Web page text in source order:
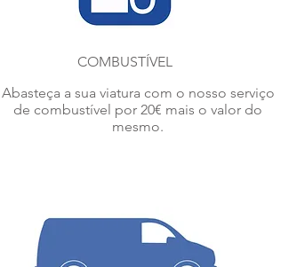
COMBUSTÍVEL
Abasteça a sua viatura com o nosso serviço
de combustível por 20€ mais o valor do
mesmo.